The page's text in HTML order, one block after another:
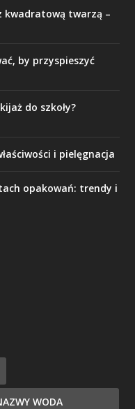
kwadratową twarzą –
by przyspieszyć
do szkoły?
i pielęgnacja
opakowań: trendy i
WODA